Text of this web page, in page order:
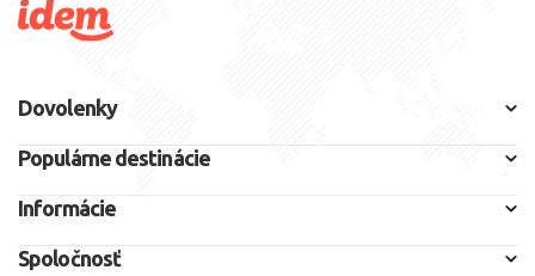
Dovolenky
Populárne destinácie
Informácie
Spoločnosť